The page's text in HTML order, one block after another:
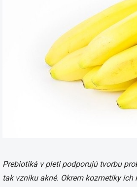
Prebiotiká v pleti podporujú tvorbu
tak vzniku akné. Okrem kozmetiky